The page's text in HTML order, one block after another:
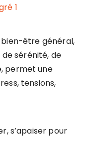
1
bien-être général,
de sérénité, de
permet une
tensions,
s’apaiser pour